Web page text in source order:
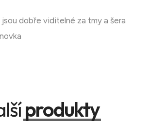
dobře viditelné za tmy a šera
produkty